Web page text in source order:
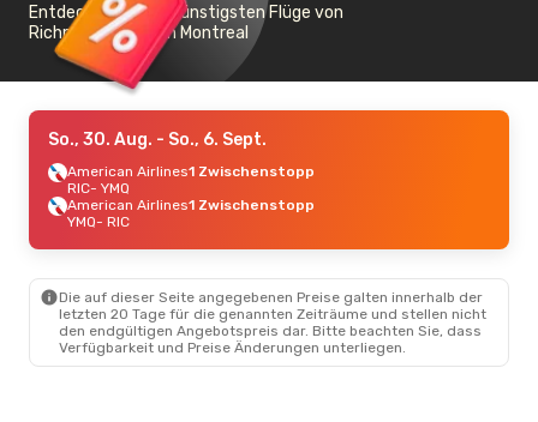
Entdecken Sie die günstigsten Flüge von
Richmond, VA nach Montreal
So., 30. Aug. - So., 6. Sept.
American Airlines1 Zwischenstopp
RIC- YMQ
American Airlines1 Zwischenstopp
YMQ- RIC
Die auf dieser Seite angegebenen Preise galten innerhalb der
letzten 20 Tage für die genannten Zeiträume und stellen nicht
den endgültigen Angebotspreis dar. Bitte beachten Sie, dass
Verfügbarkeit und Preise Änderungen unterliegen.